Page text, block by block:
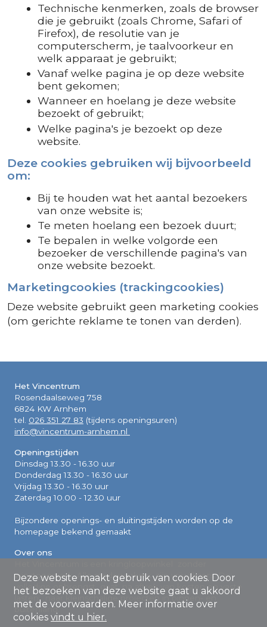
Technische kenmerken, zoals de browser
die je gebruikt (zoals Chrome, Safari of
Firefox), de resolutie van je
computerscherm, je taalvoorkeur en
welk apparaat je gebruikt;
Vanaf welke pagina je op deze website
bent gekomen;
Wanneer en hoelang je deze website
bezoekt of gebruikt;
Welke pagina's je bezoekt op deze
website.
Deze cookies gebruiken wij bijvoorbeeld
om:
Bij te houden wat het aantal bezoekers
van onze website is;
Te meten hoelang een bezoek duurt;
Te bepalen in welke volgorde een
bezoeker de verschillende pagina's van
onze website bezoekt.
Marketingcookies (trackingcookies)
Deze website gebruikt geen marketing cookies
(om gerichte reklame te tonen van derden).
Het Vincentrum
Rosendaalseweg 758
6824 KW Arnhem
tel. 026 351 27 83 (tijdens openingsuren)
info@vincentrum-arnhem.nl
Openingstijden
Dinsdag 13.30 - 16.30 uur
Donderdag 13.30 - 16.30 uur
Vrijdag 13.30 - 16.30 uur
Zaterdag 10.00 - 12.30 uur
Bijzondere openings- en sluitingstijden worden op de
homepage bekend gemaakt
Over ons
winstoogmerk. Alle medewerkers zijn vrijwilligers. De
volledige opbrengst gaat, na aftrek van kosten en vaste
lasten, naar kleinschalige projecten in binnen- en
buitenland.
Deze website maakt gebruik van cookies. Door
het bezoeken van deze website gaat u akkoord
met de voorwaarden. Meer informatie over
cookies vindt u hier.